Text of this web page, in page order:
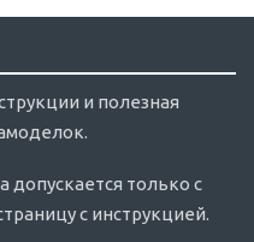
и полезная
допускается только с
с инструкцией.